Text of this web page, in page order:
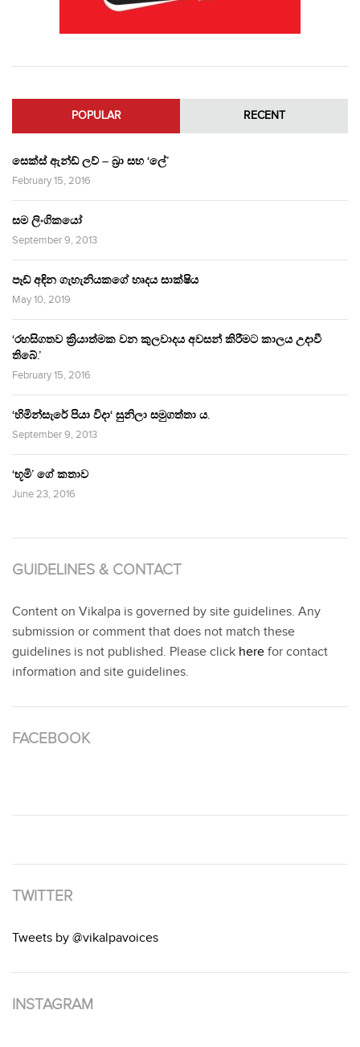
POPULAR RECENT
සෙක්ස් ඇන්ඩ් ලව් – බ්‍රා සහ ‘ලේ’
February 15, 2016
සම ලිංගිකයෝ
September 9, 2013
පෑඩ් අඳින ගැහැනියකගේ හෘදය සාක්ෂිය
May 10, 2019
‘රහසිගතව ක්‍රියාත්මක වන කුලවාදය අවසන් කිරීමට කාලය උදාවී
තිබේ.’
February 15, 2016
‘හිමින්සැරේ පියා විදා‘ සුනිලා සමුගත්තා ය.
September 9, 2013
‘භූමි’ ගේ කතාව
June 23, 2016
GUIDELINES & CONTACT
Content on Vikalpa is governed by site guidelines. Any
submission or comment that does not match these
guidelines is not published. Please click here for contact
information and site guidelines.
FACEBOOK
TWITTER
Tweets by @vikalpavoices
INSTAGRAM